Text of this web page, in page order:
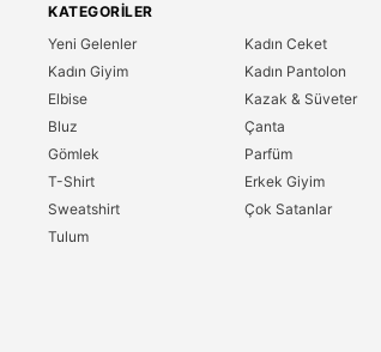
KATEGORILER
Yeni Gelenler
Kadın Giyim
Elbise
Bluz
Gömlek
T-Shirt
Sweatshirt
Tulum
Kadın Ceket
Kadın Pantolon
Kazak & Süveter
Çanta
Parfüm
Erkek Giyim
Çok Satanlar